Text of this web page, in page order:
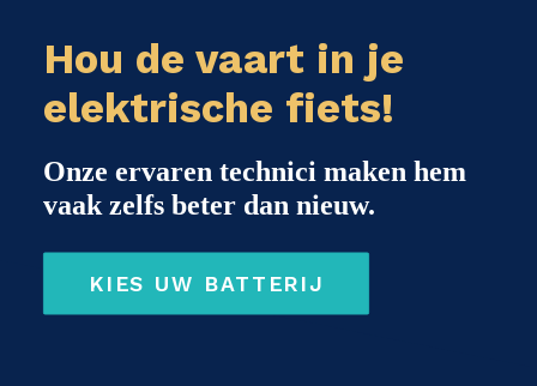
Hou de vaart in je
elektrische fiets!
Onze ervaren technici maken hem
vaak zelfs beter dan nieuw.
KIES UW BATTERIJ